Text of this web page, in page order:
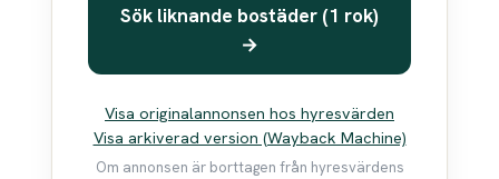
Sök liknande bostäder (1 rok)
→
Visa originalannonsen hos hyresvärden
Visa arkiverad version (Wayback Machine)
Om annonsen är borttagen från hyresvärdens